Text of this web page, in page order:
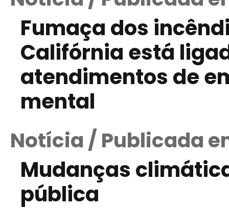
Fumaça dos
Califórnia está
atendimentos de
mental
Notícia / Publicada
Mudanças
pública